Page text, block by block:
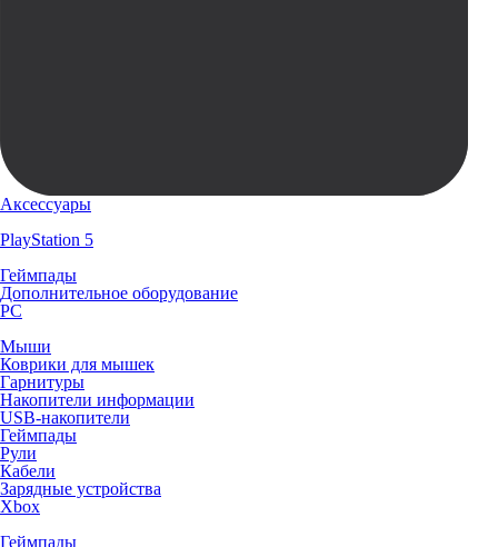
Аксессуары
PlayStation 5
Геймпады
Дополнительное оборудование
PC
Мыши
Коврики для мышек
Гарнитуры
Накопители информации
USB-накопители
Геймпады
Рули
Кабели
Зарядные устройства
Xbox
Геймпады